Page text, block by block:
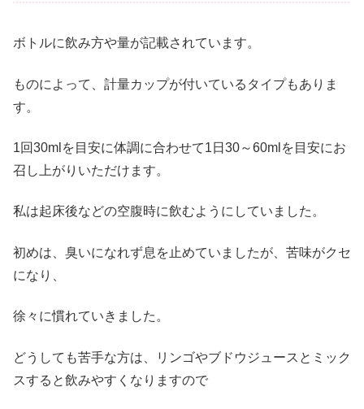
ボトルに飲み方や量が記載されています。
ものによって、計量カップが付いているタイプもありま
す。
1回30mlを目安に体調に合わせて1日30～60mlを目安にお
召し上がりいただけます。
私は起床後などの空腹時に飲むようにしていました。
初めは、臭いになれず息を止めていましたが、苦味がクセ
になり、
徐々に慣れていきました。
どうしても苦手な方は、リンゴやブドウジュースとミック
スすると飲みやすくなりますので